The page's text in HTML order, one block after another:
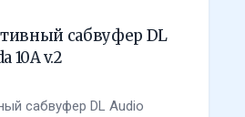
сабвуфер DL
10A v.2
сабвуфер DL Audio